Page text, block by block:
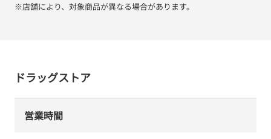
※店舗により、対象商品が異なる場合があります。
ドラッグストア
営業時間